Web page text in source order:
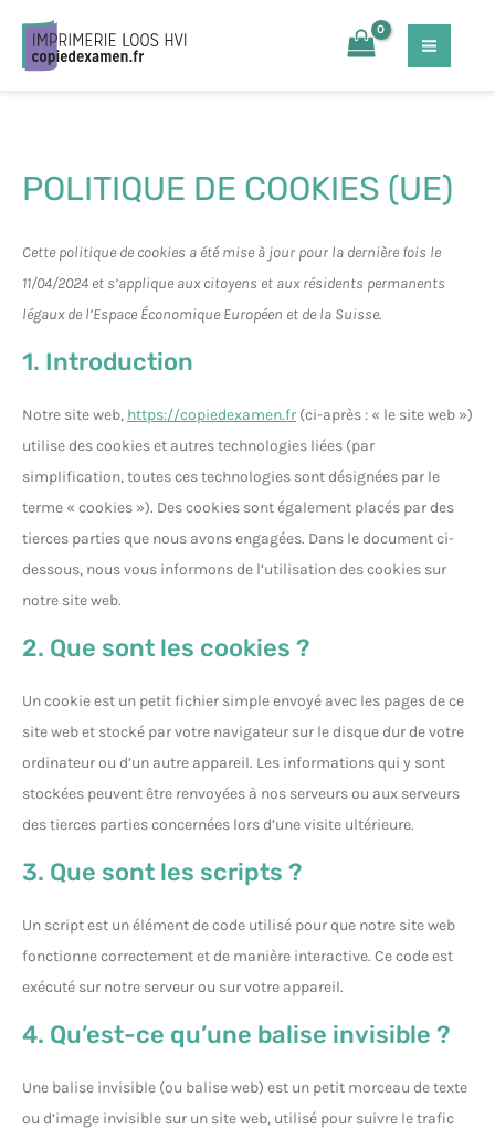
contenu
POLITIQUE DE COOKIES (UE)
Cette politique de cookies a été mise à jour pour la dernière fois le
11/04/2024 et s’applique aux citoyens et aux résidents permanents
légaux de l’Espace Économique Européen et de la Suisse.
1. Introduction
Notre site web, https://copiedexamen.fr (ci-après : « le site web »)
utilise des cookies et autres technologies liées (par
simplification, toutes ces technologies sont désignées par le
terme « cookies »). Des cookies sont également placés par des
tierces parties que nous avons engagées. Dans le document ci-
dessous, nous vous informons de l’utilisation des cookies sur
notre site web.
2. Que sont les cookies ?
Un cookie est un petit fichier simple envoyé avec les pages de ce
site web et stocké par votre navigateur sur le disque dur de votre
ordinateur ou d’un autre appareil. Les informations qui y sont
stockées peuvent être renvoyées à nos serveurs ou aux serveurs
des tierces parties concernées lors d’une visite ultérieure.
3. Que sont les scripts ?
Un script est un élément de code utilisé pour que notre site web
fonctionne correctement et de manière interactive. Ce code est
exécuté sur notre serveur ou sur votre appareil.
4. Qu’est-ce qu’une balise invisible ?
Une balise invisible (ou balise web) est un petit morceau de texte
ou d’image invisible sur un site web, utilisé pour suivre le trafic